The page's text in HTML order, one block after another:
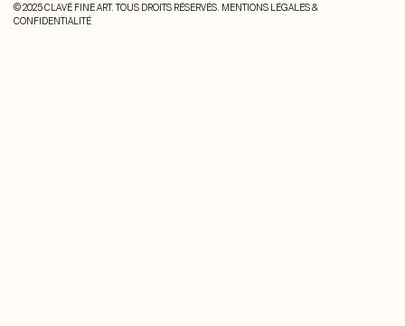
© 2025 CLAVÉ FINE ART. TOUS DROITS RÉSERVÉS. MENTIONS LÉGALES &
CONFIDENTIALITÉ